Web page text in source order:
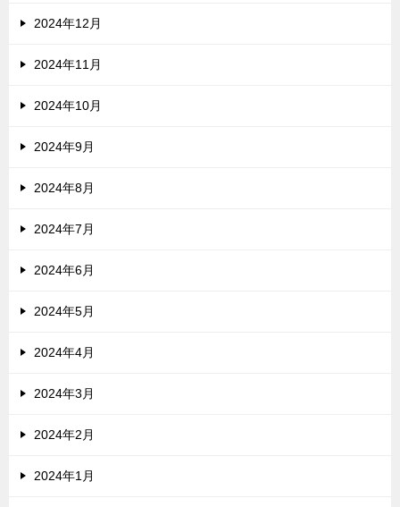
2024年12月
2024年11月
2024年10月
2024年9月
2024年8月
2024年7月
2024年6月
2024年5月
2024年4月
2024年3月
2024年2月
2024年1月